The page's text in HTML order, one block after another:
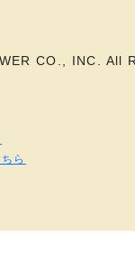
CO., INC. All
ちら